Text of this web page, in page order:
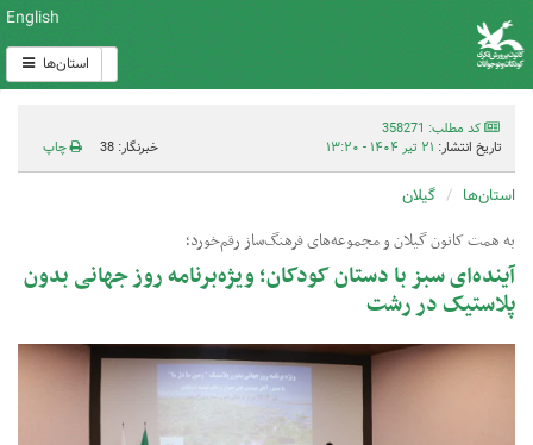
English
استان‌ها
کد مطلب: 358271
تاریخ انتشار: ۲۱ تیر ۱۴۰۴ - ۱۳:۲۰ خبرنگار: 38 چاپ
استان‌ها گیلان
به همت کانون گیلان و مجموعه‌های فرهنگ‌ساز رقم‌خورد؛
آینده‌ای سبز با دستان کودکان؛ ویژه‌برنامه‌ روز جهانی بدون
پلاستیک در رشت